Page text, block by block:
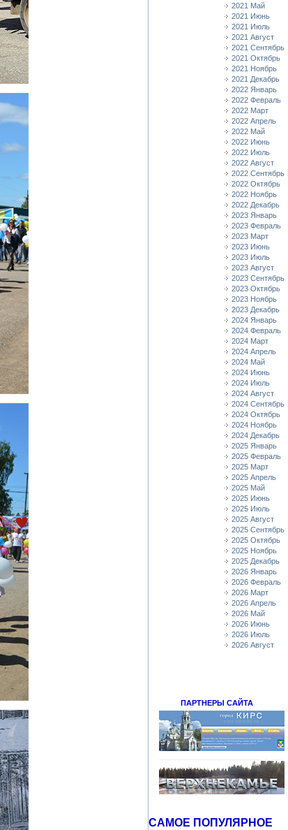
2021 Май
2021 Июнь
2021 Июль
2021 Август
2021 Сентябрь
2021 Октябрь
2021 Ноябрь
2021 Декабрь
2022 Январь
2022 Февраль
2022 Март
2022 Апрель
2022 Май
2022 Июнь
2022 Июль
2022 Август
2022 Сентябрь
2022 Октябрь
2022 Ноябрь
2022 Декабрь
2023 Январь
2023 Февраль
2023 Март
2023 Июнь
2023 Июль
2023 Август
2023 Сентябрь
2023 Октябрь
2023 Ноябрь
2023 Декабрь
2024 Январь
2024 Февраль
2024 Март
2024 Апрель
2024 Май
2024 Июнь
2024 Июль
2024 Август
2024 Сентябрь
2024 Октябрь
2024 Ноябрь
2024 Декабрь
2025 Январь
2025 Февраль
2025 Март
2025 Апрель
2025 Май
2025 Июнь
2025 Июль
2025 Август
2025 Сентябрь
2025 Октябрь
2025 Ноябрь
2025 Декабрь
2026 Январь
2026 Февраль
2026 Март
2026 Апрель
2026 Май
2026 Июнь
2026 Июль
2026 Август
ПАРТНЕРЫ САЙТА
САМОЕ ПОПУЛЯРНОЕ